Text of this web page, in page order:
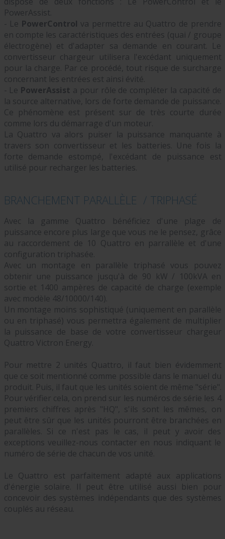
PowerAssist.
- Le PowerControl va permettre au Quattro de prendre
en compte les caractéristiques des entrées (quai / groupe
électrogène) et d'adapter sa demande en courant. Le
convertisseur chargeur utilisera l'excédant uniquement
pour la charge. Par ce procédé, tout risque de surcharge
concernant les entrées est ainsi évité.
- Le PowerAssist a pour rôle de compléter la capacité de
la source alternative, lors de forte demande de puissance.
Ce phénomène est présent sur de très courte durée
comme lors du démarrage d'un moteur.
La Quattro va alors puiser la puissance manquante à
travers son convertisseur et les batteries. Une fois la
forte demande estompé, l'excédant de puissance est
utilisé pour recharger les batteries.
BRANCHEMENT PARALLÈLE / TRIPHASÉ
Avec la gamme Quattro bénéficiez d'une plage de
puissance encore plus large que vous ne le pensez, grâce
au raccordement de 10 Quattro en parrallèle et d'une
configuration triphasée.
Avec un montage en parallèle triphasé vous pouvez
obtenir une puissance jusqu'à de 90 kW / 100kVA en
sortie et 1400 ampères de capacité de charge (exemple
avec modèle 48/10000/140).
Un montage moins sophistiqué (uniquement en parallèle
ou en triphasé) vous permettra également de multiplier
la puissance de base de votre convertisseur chargeur
Quattro Victron Energy.
Pour mettre 2 unités Quattro, il faut bien évidemment
que ce soit mentionné comme possible dans le manuel du
produit. Puis, il faut que les unités soient de même "série".
Pour vérifier cela, on prend sur les numéros de série les 4
premiers chiffres après "HQ", s'ils sont les mêmes, on
peut être sûr que les unités pourront être branchées en
parallèles. Si ce n'est pas le cas, il peut y avoir des
exceptions veuillez-nous contacter en nous indiquant le
numéro de série de chacun de vos unité.
Le Quattro est parfaitement adapté aux applications
d'énergie solaire. Il peut être utilisé aussi bien pour
concevoir des systèmes indépendants que des systèmes
couplés au réseau.